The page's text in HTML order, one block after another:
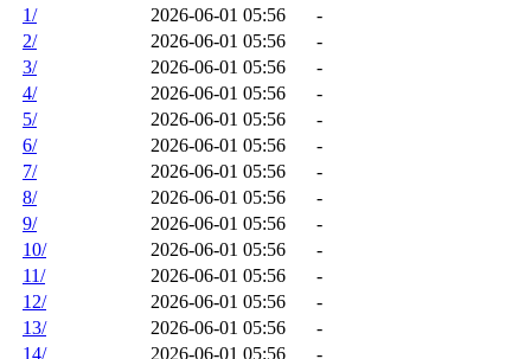
1/
2026-06-01 05:56
-
2/
2026-06-01 05:56
-
3/
2026-06-01 05:56
-
4/
2026-06-01 05:56
-
5/
2026-06-01 05:56
-
6/
2026-06-01 05:56
-
7/
2026-06-01 05:56
-
8/
2026-06-01 05:56
-
9/
2026-06-01 05:56
-
10/
2026-06-01 05:56
-
11/
2026-06-01 05:56
-
12/
2026-06-01 05:56
-
13/
2026-06-01 05:56
-
14/
2026-06-01 05:56
-